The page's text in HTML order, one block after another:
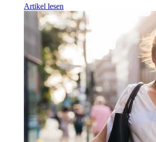
Artikel lesen